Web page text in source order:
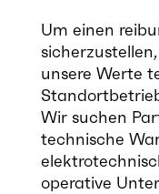
Um einen
unsere Werte
Wir suchen
technische
operative